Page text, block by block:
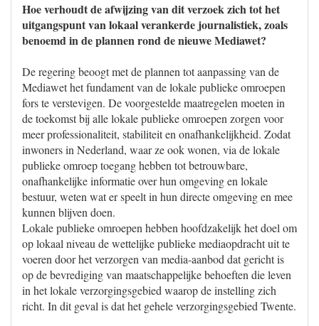
Hoe verhoudt de afwijzing van dit verzoek zich tot het
uitgangspunt van lokaal verankerde journalistiek, zoals
benoemd in de plannen rond de nieuwe Mediawet?
De regering beoogt met de plannen tot aanpassing van de
Mediawet het fundament van de lokale publieke omroepen
fors te verstevigen. De voorgestelde maatregelen moeten in
de toekomst bij alle lokale publieke omroepen zorgen voor
meer professionaliteit, stabiliteit en onafhankelijkheid. Zodat
inwoners in Nederland, waar ze ook wonen, via de lokale
publieke omroep toegang hebben tot betrouwbare,
onafhankelijke informatie over hun omgeving en lokale
bestuur, weten wat er speelt in hun directe omgeving en mee
kunnen blijven doen.
Lokale publieke omroepen hebben hoofdzakelijk het doel om
op lokaal niveau de wettelijke publieke mediaopdracht uit te
voeren door het verzorgen van media-aanbod dat gericht is
op de bevrediging van maatschappelijke behoeften die leven
in het lokale verzorgingsgebied waarop de instelling zich
richt. In dit geval is dat het gehele verzorgingsgebied Twente.